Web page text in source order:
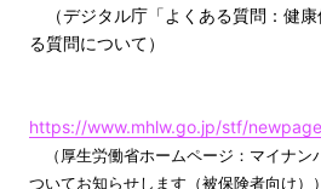
（デジタル庁「よくある質問：健
る質問について）
https://www.mhlw.go.jp/stf/
（厚生労働省ホームページ：マイナン
ついてお知らせします（被保険者向け））